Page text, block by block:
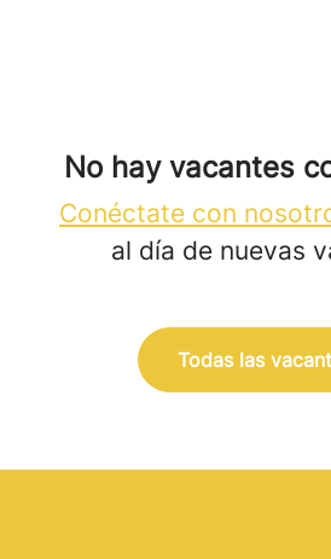
No hay vacantes
Conéctate con
al día de nuevas
Todas las